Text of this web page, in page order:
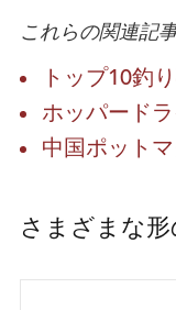
これらの関連記
トップ10釣
ホッパード
中国ポット
さまざまな